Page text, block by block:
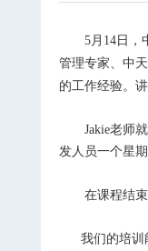
5月 14日，
管理专家、中
的工作经验。
Jakie老师
发人员一个星
在课程结
我们的培训能